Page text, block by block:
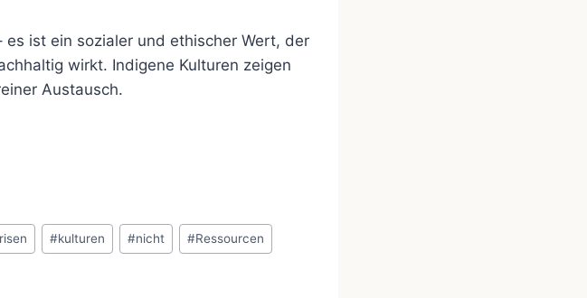
ist ein sozialer und ethischer Wert, der
wirkt. Indigene Kulturen zeigen
Austausch.
#kulturen #nicht #Ressourcen